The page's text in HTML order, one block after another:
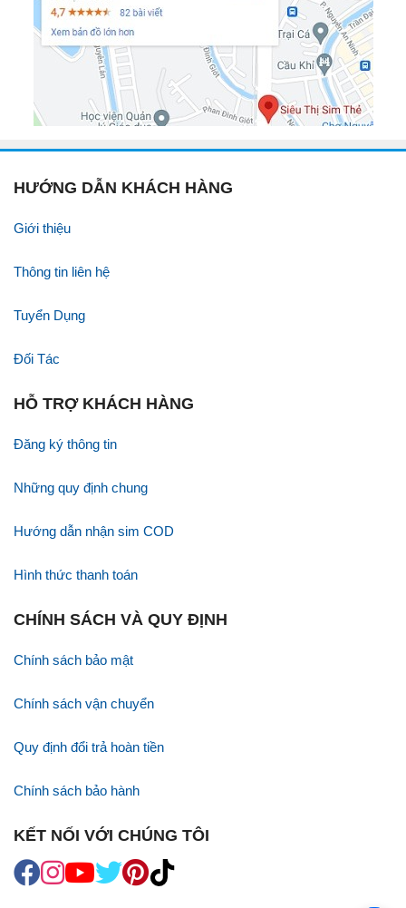
HƯỚNG DẪN KHÁCH HÀNG
Giới thiệu
Thông tin liên hệ
Tuyển Dụng
Đối Tác
HỖ TRỢ KHÁCH HÀNG
Đăng ký thông tin
Những quy định chung
Hướng dẫn nhận sim COD
Hình thức thanh toán
CHÍNH SÁCH VÀ QUY ĐỊNH
Chính sách bảo mật
Chính sách vận chuyển
Quy định đổi trả hoàn tiền
Chính sách bảo hành
KẾT NỐI VỚI CHÚNG TÔI